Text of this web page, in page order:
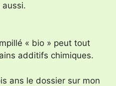
« bio » peut tout
additifs chimiques.
ans le dossier sur mon